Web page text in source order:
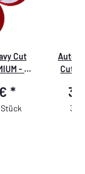
Cut
- 95
*
Stück
Cut